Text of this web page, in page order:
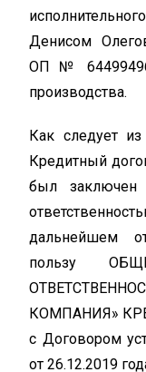
Денисом
ОП № 64499496
производства.
Как следует из
Кредитный
был заключен
дальнейшем
пользу
КОМПАНИЯ»
с Договором
от 26.12.2019